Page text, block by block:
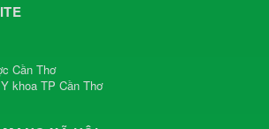
Cần Thơ
khoa TP Cần Thơ